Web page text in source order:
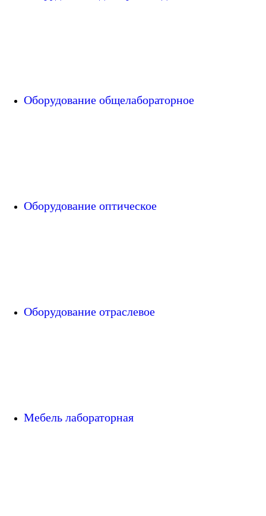
Оборудование общелабораторное
Оборудование оптическое
Оборудование отраслевое
Мебель лабораторная